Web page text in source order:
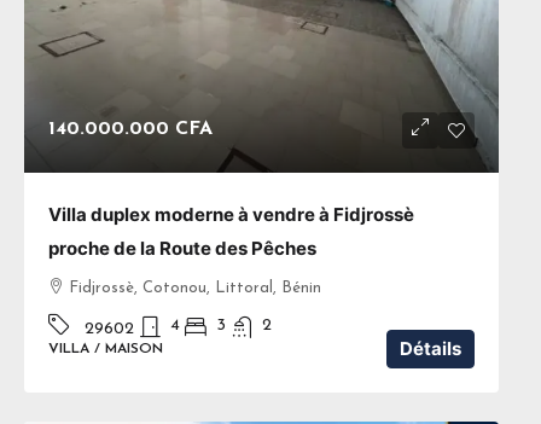
140.000.000 CFA
Villa duplex moderne à vendre à Fidjrossè
proche de la Route des Pêches
Fidjrossè, Cotonou, Littoral, Bénin
29602 4 3 2
VILLA / MAISON Détails